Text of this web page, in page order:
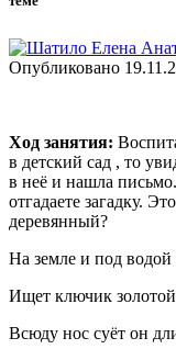
Опубликовано
Ход занятия:
в детский сад , то
в неё и нашла
отгадаете загадку.
деревянный?
На земле и под водой
Ищет ключик
Всюду нос суёт он